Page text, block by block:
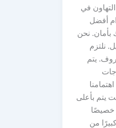
في
أفضل
بأمان. نحن
نلتزم
يتم
يتم بأعلى
خصيصًا
من